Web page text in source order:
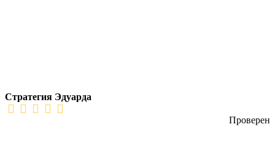
Стратегия Эдуарда
Проверен